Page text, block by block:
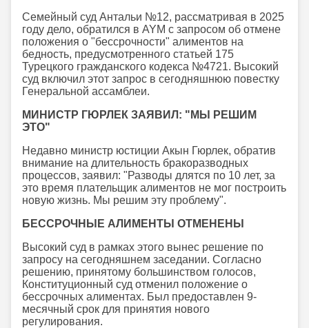
Семейный суд Антальи №12, рассматривая в 2025
году дело, обратился в AYM с запросом об отмене
положения о "бессрочности" алиментов на
бедность, предусмотренного статьей 175
Турецкого гражданского кодекса №4721. Высокий
суд включил этот запрос в сегодняшнюю повестку
Генеральной ассамблеи.
МИНИСТР ГЮРЛЕК ЗАЯВИЛ: "МЫ РЕШИМ
ЭТО"
Недавно министр юстиции Акын Гюрлек, обратив
внимание на длительность бракоразводных
процессов, заявил: "Разводы длятся по 10 лет, за
это время плательщик алиментов не мог построить
новую жизнь. Мы решим эту проблему".
БЕССРОЧНЫЕ АЛИМЕНТЫ ОТМЕНЕНЫ
Высокий суд в рамках этого вынес решение по
запросу на сегодняшнем заседании. Согласно
решению, принятому большинством голосов,
Конституционный суд отменил положение о
бессрочных алиментах. Был предоставлен 9-
месячный срок для принятия нового
регулирования.